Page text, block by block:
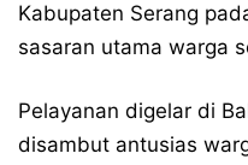
Kabupaten Serang
sasaran utama warga
Pelayanan digelar di
disambut antusias